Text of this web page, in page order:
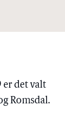
er det valt
Romsdal.